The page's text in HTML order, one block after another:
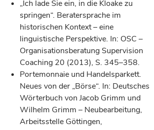
„Ich lade Sie ein, in die Kloake zu
springen“. Beratersprache im
historischen Kontext – eine
linguistische Perspektive. In: OSC –
Organisationsberatung Supervision
Coaching 20 (2013), S. 345–358.
Portemonnaie und Handelsparkett.
Neues von der „Börse“. In: Deutsches
Wörterbuch von Jacob Grimm und
Wilhelm Grimm – Neubearbeitung,
Arbeitsstelle Göttingen,